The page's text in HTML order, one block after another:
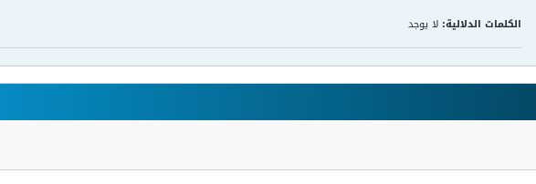
الكلمات الدلالية: لا يوجد